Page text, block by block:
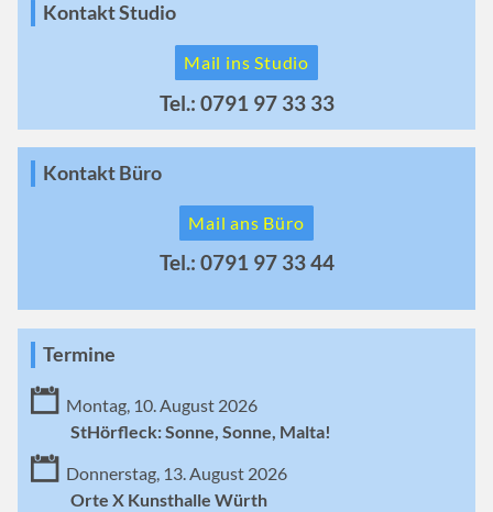
Kontakt Studio
Mail ins Studio
Tel.: 0791 97 33 33
Kontakt Büro
Mail ans Büro
Tel.: 0791 97 33 44
Termine
Montag, 10. August 2026
StHörfleck: Sonne, Sonne, Malta!
Donnerstag, 13. August 2026
Orte X Kunsthalle Würth